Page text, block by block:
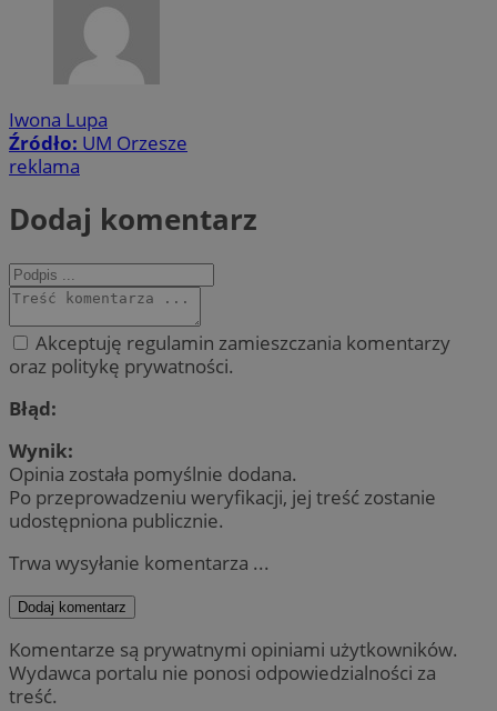
Iwona Lupa
Źródło: UM Orzesze
reklama
Dodaj komentarz
Akceptuję regulamin zamieszczania komentarzy
oraz politykę prywatności.
Błąd:
Wynik:
Opinia została pomyślnie dodana.
Po przeprowadzeniu weryfikacji, jej treść zostanie
udostępniona publicznie.
Trwa wysyłanie komentarza ...
Dodaj komentarz
Komentarze są prywatnymi opiniami użytkowników.
Wydawca portalu nie ponosi odpowiedzialności za
treść.